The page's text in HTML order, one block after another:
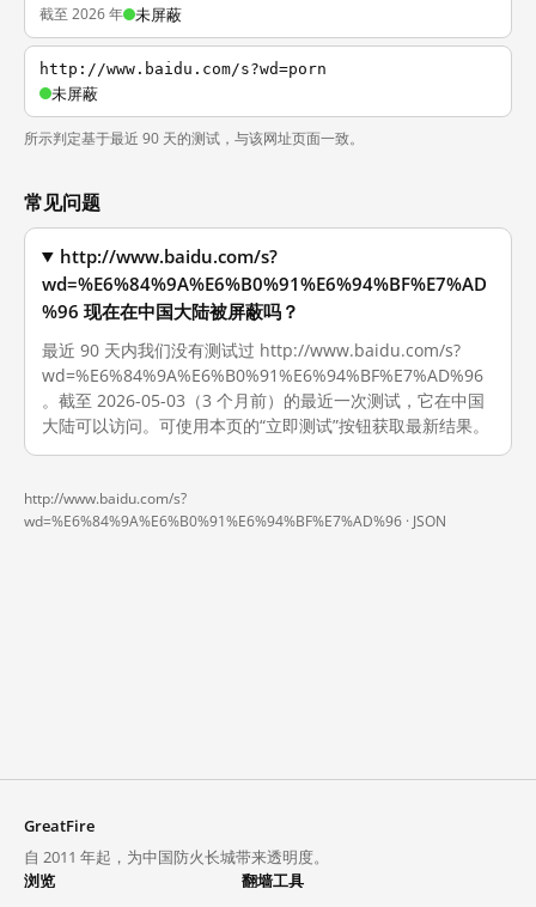
截至 2026 年 未屏蔽
http://www.baidu.com/s?wd=porn
未屏蔽
所示判定基于最近 90 天的测试，与该网址页面一致。
常见问题
http://www.baidu.com/s?
wd=%E6%84%9A%E6%B0%91%E6%94%BF%E7%AD
%96 现在在中国大陆被屏蔽吗？
最近 90 天内我们没有测试过 http://www.baidu.com/s?
wd=%E6%84%9A%E6%B0%91%E6%94%BF%E7%AD%96
。截至 2026-05-03（3 个月前）的最近一次测试，它在中国
大陆可以访问。可使用本页的“立即测试”按钮获取最新结果。
http://www.baidu.com/s?
wd=%E6%84%9A%E6%B0%91%E6%94%BF%E7%AD%96 · JSON
GreatFire
自 2011 年起，为中国防火长城带来透明度。
浏览
翻墙工具